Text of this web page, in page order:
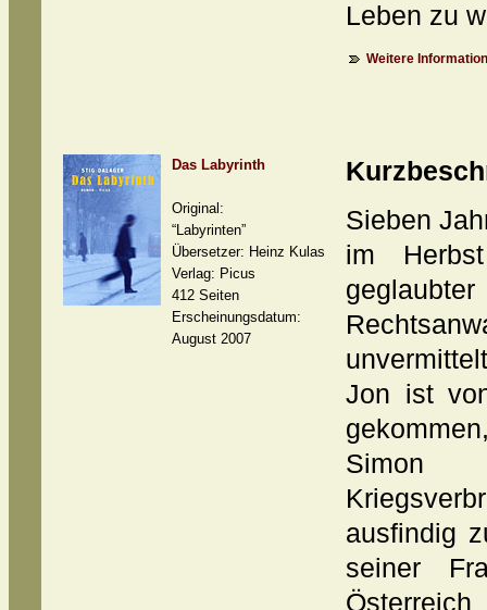
Leben zu
Weitere
Das Labyrinth
Original:
“Labyrinten”
Übersetzer: Heinz Kulas
Verlag: Picus
412 Seiten
Erscheinungsdatum:
August 2007
Sieben
im
Jon ist
Simon
ausfindig
seiner